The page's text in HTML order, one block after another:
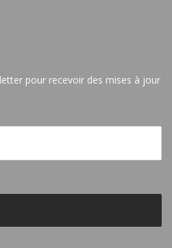
pour recevoir des mises à jour